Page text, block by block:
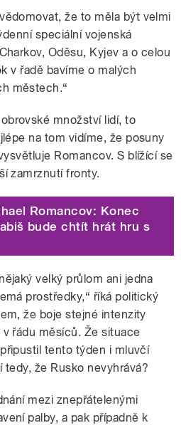
že to měla být velmi
speciální vojenská
Oděsu, Kyjev a o celou
v řadě bavíme o malých
městech.“
množství lidí, to
na tom vidíme, že posuny
Romancov. S blížící se
zamrznutí fronty.
Romancov: Konec
bude chtít hrát hru s
velký průlom ani jedna
prostředky,“ říká politický
že boje stejné intenzity
řádu měsíců. Že situace
tento týden i mluvčí
tedy, že Rusko nevyhrává?
mezi znepřátelenými
palby, a pak případně k